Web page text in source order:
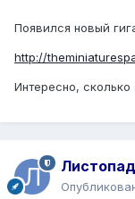
Появился новый
http://
Интересно, сколько